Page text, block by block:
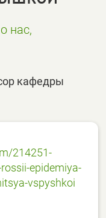
нас,
кафедры
214251-
epidemiya-
vspyshkoi